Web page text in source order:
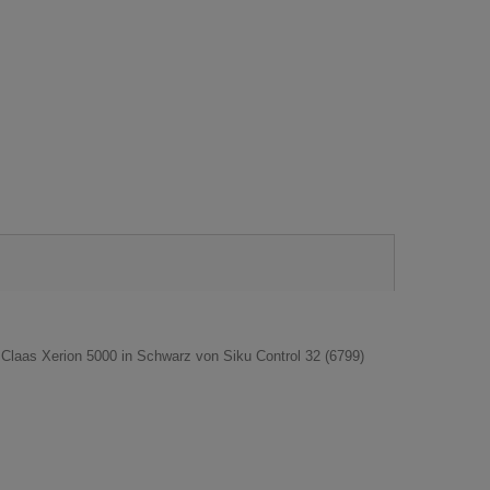
Xerion 5000 in Schwarz von Siku Control 32 (6799)